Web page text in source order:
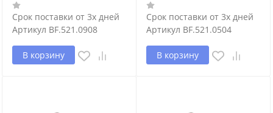
Срок поставки от 3х дней
Артикул BF.521.0908
В корзину
Срок поставки от 3х дней
Артикул BF.521.0504
В корзину